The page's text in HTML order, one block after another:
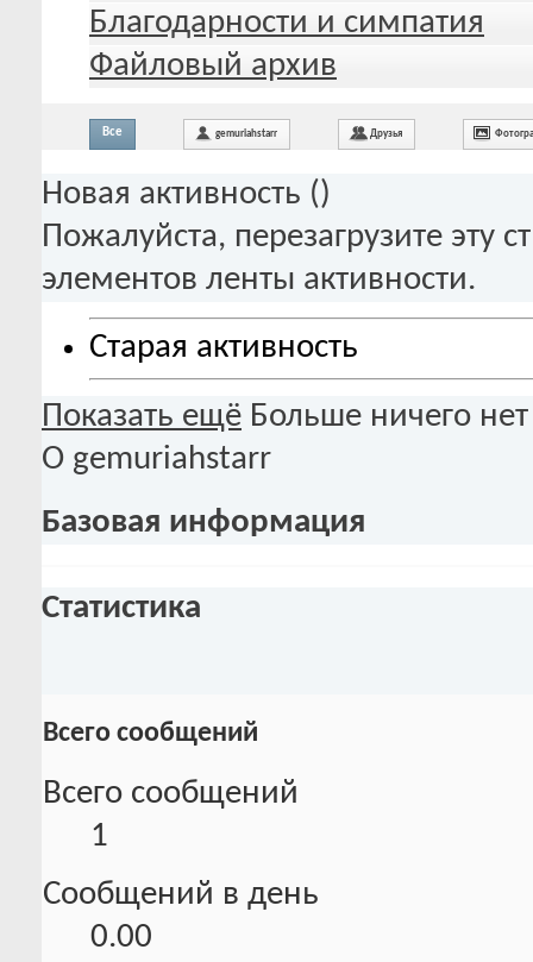
Благодарности и симпатия
Файловый архив
Все gemuriahstarr Друзья
Новая активность ()
Пожалуйста, перезагрузите эту
элементов ленты активности.
Старая активность
Показать ещё Больше ничего нет
О gemuriahstarr
Базовая информация
Статистика
Всего сообщений
Всего сообщений
1
Сообщений в день
0.00